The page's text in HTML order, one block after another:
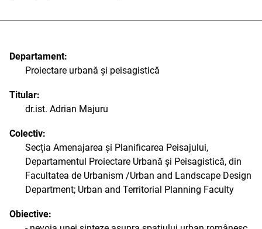
Departament:
Proiectare urbană și peisagistică
Titular:
dr.ist. Adrian Majuru
Colectiv:
Secția Amenajarea și Planificarea Peisajului,
Departamentul Proiectare Urbană și Peisagistică, din
Facultatea de Urbanism /Urban and Landscape Design
Department; Urban and Territorial Planning Faculty
Obiective: